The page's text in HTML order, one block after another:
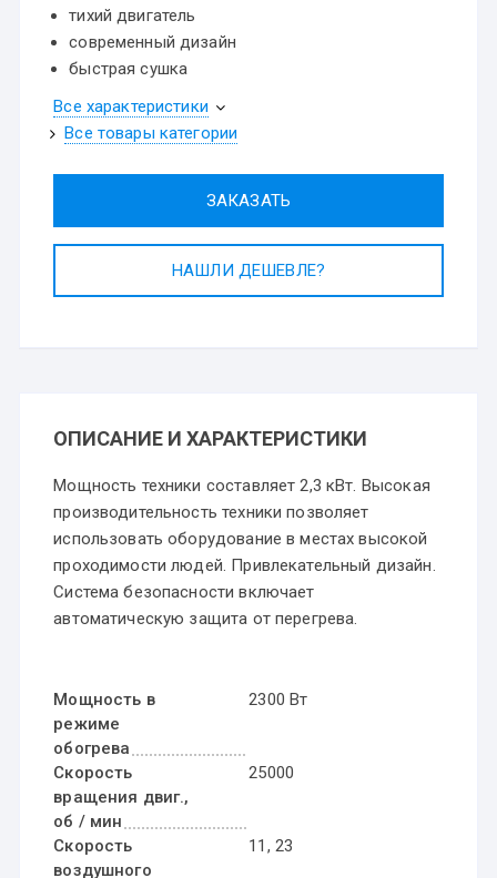
тихий двигатель
современный дизайн
быстрая сушка
Все характеристики
Все товары категории
ЗАКАЗАТЬ
НАШЛИ ДЕШЕВЛЕ?
ОПИСАНИЕ И ХАРАКТЕРИСТИКИ
Мощность техники составляет 2,3 кВт. Высокая
производительность техники позволяет
использовать оборудование в местах высокой
проходимости людей. Привлекательный дизайн.
Система безопасности включает
автоматическую защита от перегрева.
Мощность в
режиме
обогрева
2300 Вт
Скорость
вращения двиг.,
об / мин
25000
Скорость
воздушного
11, 23